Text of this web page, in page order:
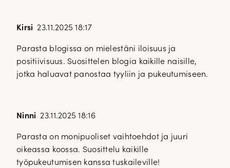
Kirsi 23.11.2025 18:17
Parasta blogissa on mielestäni iloisuus ja
positiivisuus. Suosittelen blogia kaikille naisille,
jotka haluavat panostaa tyyliin ja pukeutumiseen.
Ninni 23.11.2025 18:16
Parasta on monipuoliset vaihtoehdot ja juuri
oikeassa koossa. Suosittelu kaikille
työpukeutumisen kanssa tuskaileville!